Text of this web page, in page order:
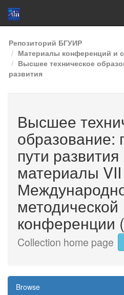
Skip
navigation
Репозиторий БГУИР
Материалы конференций и
Высшее техническое
развития
Высшее
пути развития
материалы VII
методической
конференции
Collection home page
Browse